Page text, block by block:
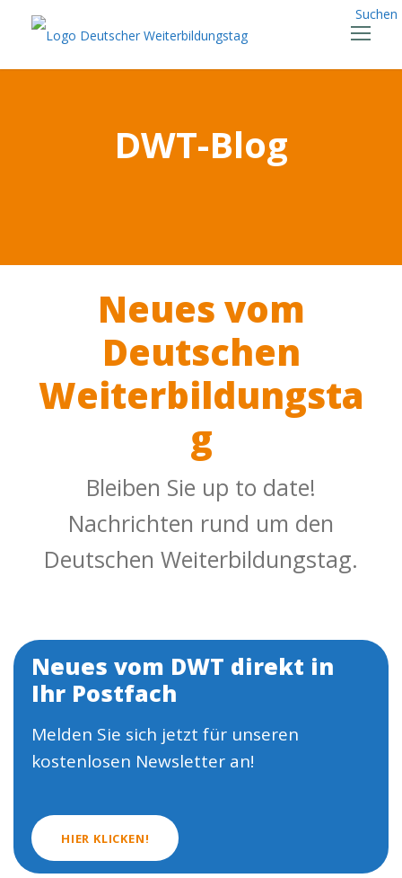
Suchen
DWT-Blog
Neues vom
Deutschen
Weiterbildungsta
g
Bleiben Sie up to date!
Nachrichten rund um den
Deutschen Weiterbildungstag.
Neues vom DWT direkt in
Ihr Postfach
Melden Sie sich jetzt für unseren
kostenlosen Newsletter an!
HIER KLICKEN!